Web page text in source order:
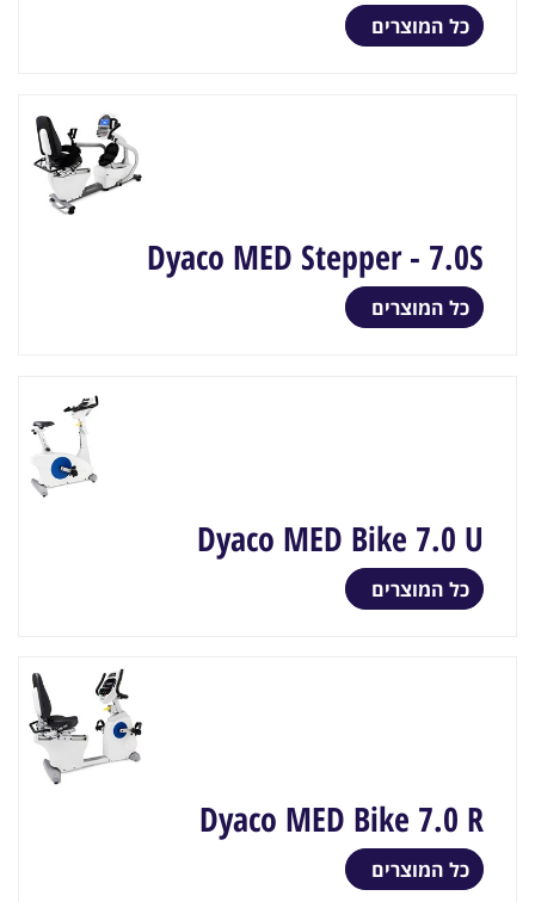
כל המוצרים
Dyaco MED Stepper - 7.0S
כל המוצרים
Dyaco MED Bike 7.0 U
כל המוצרים
Dyaco MED Bike 7.0 R
כל המוצרים